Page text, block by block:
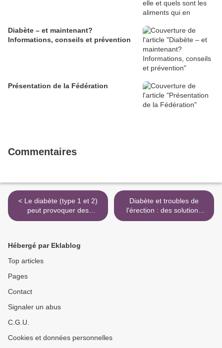
Diabète – et maintenant?
Informations, conseils et prévention
Présentation de la Fédération
Commentaires
< Le diabète (type 1 et 2)
peut provoquer des
troubles de la sexualité
Diabète et troubles de
l'érection : des solutions
existent ! >
Hébergé par Eklablog
Top articles
Pages
Contact
Signaler un abus
C.G.U.
Cookies et données personnelles